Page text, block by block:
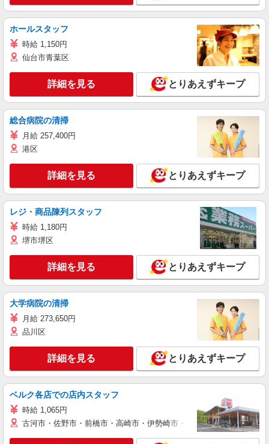
ホールスタッフ
時給 1,150円
仙台市青葉区
詳細を見る とりあえずキープ
総合病院の清掃
月給 257,400円
港区
詳細を見る とりあえずキープ
レジ・商品陳列スタッフ
時給 1,180円
堺市堺区
詳細を見る とりあえずキープ
大学病院の清掃
月給 273,650円
品川区
詳細を見る とりあえずキープ
ベルク各店での店内スタッフ
時給 1,065円
古河市・佐野市・前橋市・高崎市・伊勢崎市・太田市・館林市・藤